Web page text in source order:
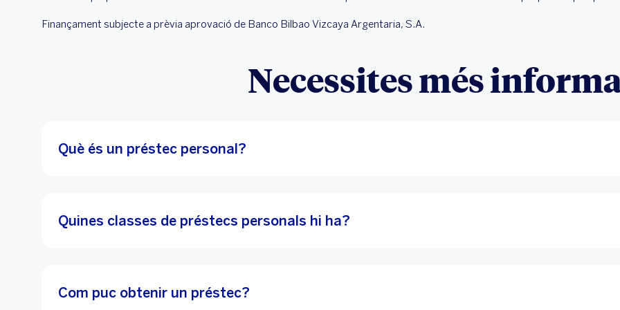
Finançament subjecte a prèvia aprovació de Banco Bilbao Vizcaya Argentaria, S.A.
Necessites més
Què és un préstec personal?
Quines classes de préstecs personals hi ha?
Com puc obtenir un préstec?